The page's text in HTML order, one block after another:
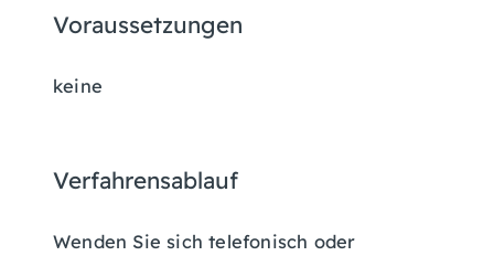
Voraussetzungen
keine
Verfahrensablauf
Wenden Sie sich telefonisch oder